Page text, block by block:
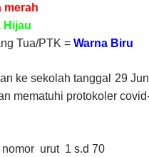
merah
Hijau
Tua/PTK = Warna Biru
ke sekolah tanggal 29
mematuhi protokoler
urut 1 s.d 70